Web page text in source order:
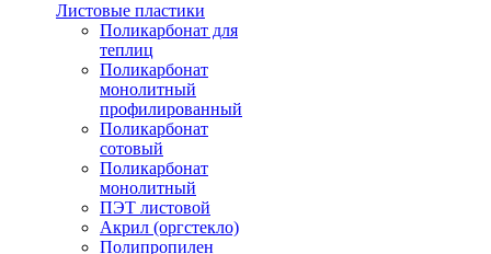
Листовые пластики
Поликарбонат для
теплиц
Поликарбонат
монолитный
профилированный
Поликарбонат
сотовый
Поликарбонат
монолитный
ПЭТ листовой
Акрил (оргстекло)
Полипропилен